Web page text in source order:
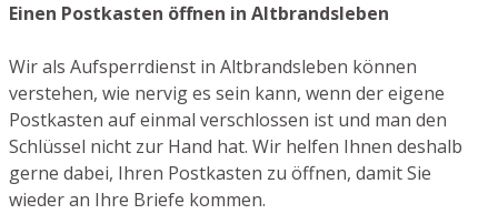
Einen Postkasten öffnen in Altbrandsleben
Wir als Aufsperrdienst in Altbrandsleben können
verstehen, wie nervig es sein kann, wenn der eigene
Postkasten auf einmal verschlossen ist und man den
Schlüssel nicht zur Hand hat. Wir helfen Ihnen deshalb
gerne dabei, Ihren Postkasten zu öffnen, damit Sie
wieder an Ihre Briefe kommen.